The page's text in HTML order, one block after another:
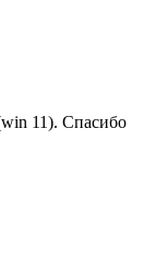
11). Спасибо